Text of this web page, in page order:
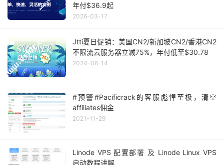
年付$36.9起
2026-03-17
Jtti夏日促销：美国CN2/新加坡CN2/香港CN2
不限流云服务器立减75%，年付低至$30.78
2024-06-14
#预警#Pacificrack的客服彪悍至极，清空
affiliates佣金
2021-11-29
Linode VPS 配置部署 及 Linode Linux VPS
启动教程讲解